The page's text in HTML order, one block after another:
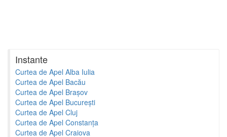
Instante
Curtea de Apel Alba Iulia
Curtea de Apel Bacău
Curtea de Apel Brașov
Curtea de Apel București
Curtea de Apel Cluj
Curtea de Apel Constanța
Curtea de Apel Craiova